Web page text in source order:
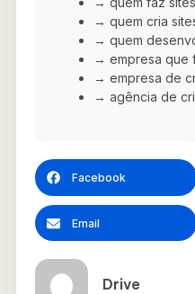
→ quem cria
→ quem
→ empresa que
→ empresa de
→ agência de
Facebook
Email
Drive